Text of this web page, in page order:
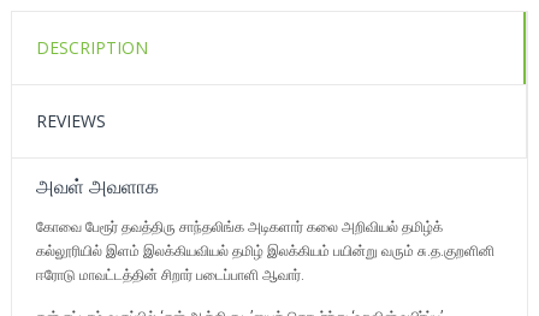
DESCRIPTION
REVIEWS
அவள் அவளாக
கோவை பேரூர் தவத்திரு சாந்தலிங்க அடிகளார் கலை அறிவியல் தமிழ்க்
கல்லூரியில் இளம் இலக்கியவியல் தமிழ் இலக்கியம் பயின்று வரும் சு.த.குறளினி
ஈரோடு மாவட்டத்தின் சிறார் படைப்பாளி ஆவார்.